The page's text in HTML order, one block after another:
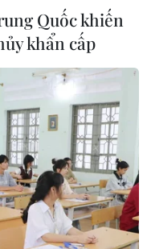
Quốc khiến
khẩn cấp